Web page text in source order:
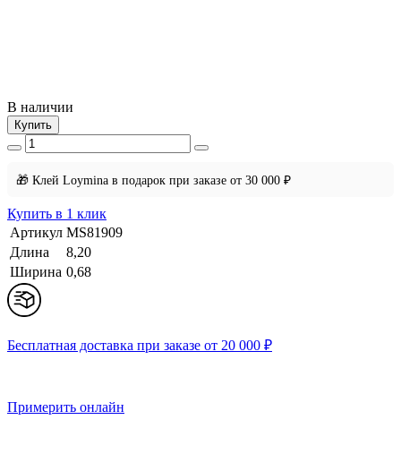
В наличии
Купить
🎁 Клей Loymina в подарок при заказе от 30 000 ₽
Купить в 1 клик
Артикул MS81909
Длина
8,20
Ширина 0,68
Бесплатная доставка при заказе от 20 000 ₽
Примерить онлайн